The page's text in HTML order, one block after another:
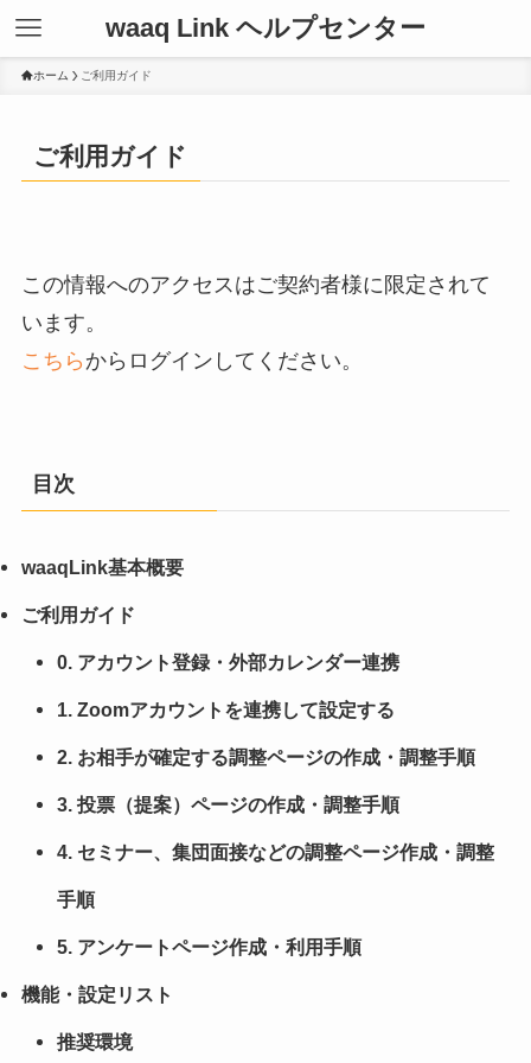
waaq Link ヘルプセンター
ホーム ご利用ガイド
ご利用ガイド
この情報へのアクセスはご契約者様に限定されて
います。
こちら からログインしてください。
目次
waaqLink基本概要
ご利用ガイド
0. アカウント登録・外部カレンダー連携
1. Zoomアカウントを連携して設定する
2. お相手が確定する調整ページの作成・調整手順
3. 投票（提案）ページの作成・調整手順
4. セミナー、集団面接などの調整ページ作成・調整
手順
5. アンケートページ作成・利用手順
機能・設定リスト
推奨環境